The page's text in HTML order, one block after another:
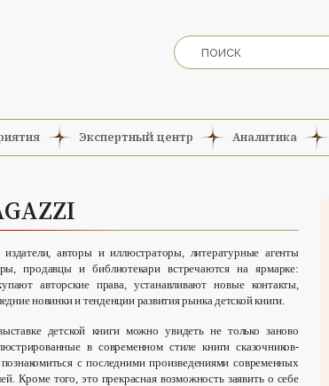
Экспертный центр Аналитика
авторы и иллюстраторы, литературные агенты
продавцы и библиотекари встречаются на ярмарке:
авторские права, устанавливают новые контакты,
новинки и тенденции развития рынка детской книги.
детской книги можно увидеть не только заново
в современном стиле книги сказочников-
с последними произведениями современных
Кроме того, это прекрасная возможность заявить о себе